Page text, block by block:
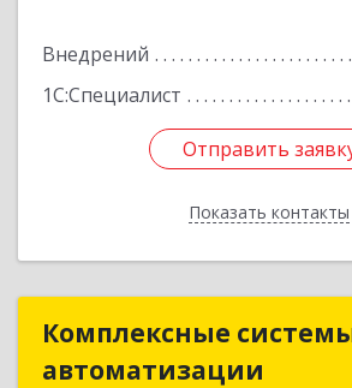
Внедрений
1С:Специалист
Отправить
Показать контакты
Отправить
Назад
Комплексные
автоматизации